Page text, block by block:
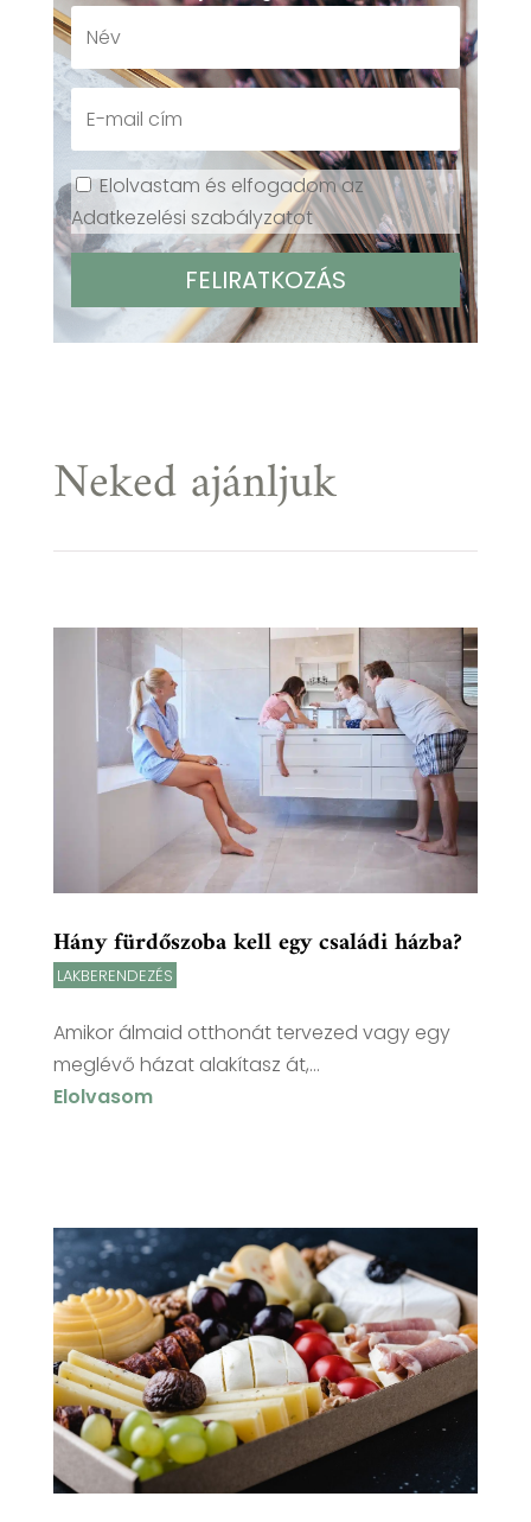
Elolvastam és elfogadom az
Adatkezelési szabályzatot
Neked ajánljuk
Hány fürdőszoba kell egy családi házba?
LAKBERENDEZÉS
Amikor álmaid otthonát tervezed vagy egy
meglévő házat alakítasz át,...
Elolvasom